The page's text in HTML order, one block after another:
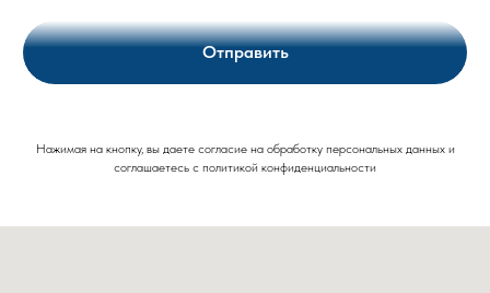
Отправить
Нажимая на кнопку, вы даете согласие на обработку персональных данных и
соглашаетесь c политикой конфиденциальности